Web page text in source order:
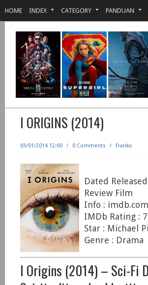
HOME INDEX CATEGORY PANDUAN
I ORIGINS (2014)
03/01/2014 12:00 / 0 Comments / Franko
Dated
Review Film
Info :
IMDb Rating :
Star : Michael
Genre : Drama
I Origins (2014) – Sci-Fi